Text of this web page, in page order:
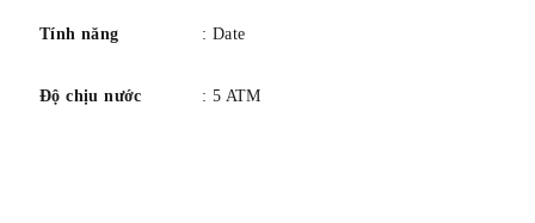
Tính năng : Date
Độ chịu nước : 5 ATM